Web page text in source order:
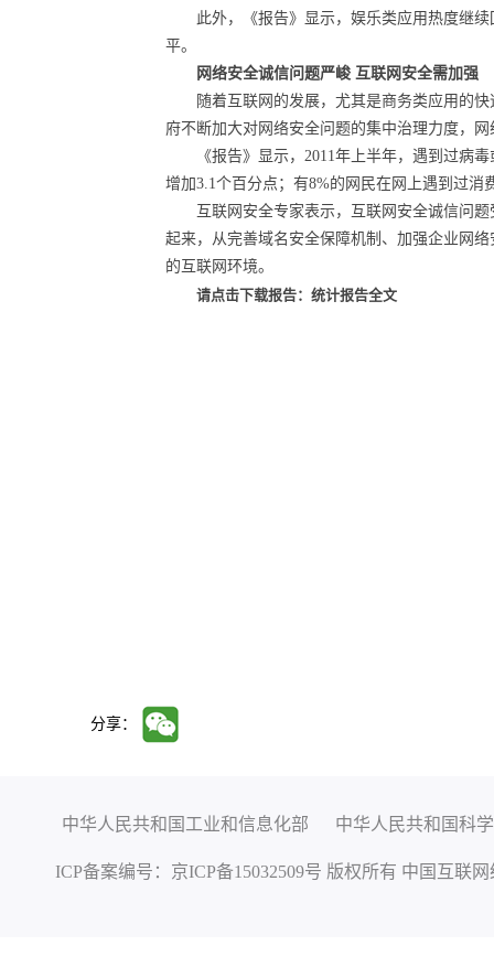
此外，《报告》显示，娱乐类应用热度继
平。
网络安全诚信问题严峻 互联网安全需加强
随着互联网的发展，尤其是商务类应用的
府不断加大对网络安全问题的集中治理力度，
《报告》显示，2011年上半年，遇到过病
增加3.1个百分点；有8%的网民在网上遇到过消
互联网安全专家表示，互联网安全诚信问
起来，从完善域名安全保障机制、加强企业网
的互联网环境。
请点击下载报告：统计报告全文
分享：
中华人民共和国工业和信息化部 中华人民共和国科
ICP备案编号： 京ICP备15032509号 版权所有 中国互联